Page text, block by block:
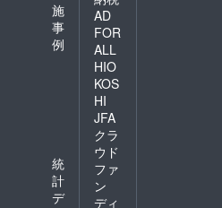
施
事
例
統
計
デ
AD
FOR
ALL
HIO
KOS
HI
JFA
クラ
ウド
ファ
ン
ディ